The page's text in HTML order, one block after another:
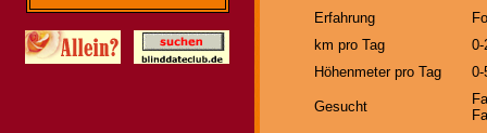
Erfahrung
km pro Tag
0-
Höhenmeter pro Tag
0-
Gesucht